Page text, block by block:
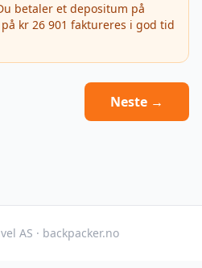
betaler et depositum på
kr 26 901 faktureres i god tid
Neste →
AS · backpacker.no